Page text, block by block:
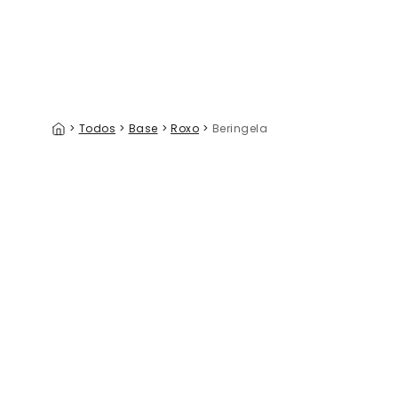
> Todos > Base > Roxo > Beringela